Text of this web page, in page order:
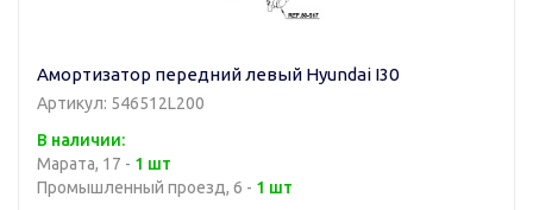
Амортизатор передний левый Hyundai I30
Артикул: 546512L200
В наличии:
Марата, 17 - 1 шт
Промышленный проезд, 6 - 1 шт